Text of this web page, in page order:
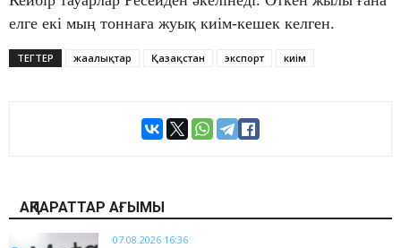
елге екі мың тоннаға жуық киім-кешек келген.
ТЕГТЕР жаңалықтар Қазақстан экспорт киім
АҚПАРАТТАР АҒЫМЫ
07.08.2026 16:36